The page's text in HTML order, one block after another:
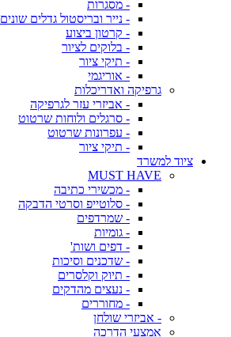
- מסגרות
- נייר ובריסטול גדלים שונים
- קרטון ביצוע
- בלוקים לציור
- תיקי ציור
- אוריגמי
גרפיקה ואדריכלות
- אביזרי עזר לגרפיקה
- סרגלים ולוחות שרטוט
- עפרונות שרטוט
- תיקי ציור
ציוד למשרד
MUST HAVE
- מכשירי כתיבה
- סלוטייפ וסרטי הדבקה
- שמרדפים
- גומיות
- דפים ושות'
- שדכנים וסיכות
- תיוק וקלסרים
- נעצים מהדקים
- מחוררים
- אביזרי שולחן
אמצעי הדרכה